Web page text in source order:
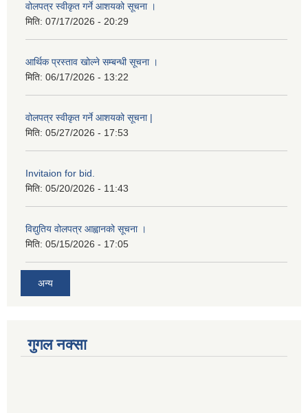
वोलपत्र स्वीकृत गर्ने आशयको सूचना ।
मिति: 07/17/2026 - 20:29
आर्थिक प्रस्ताव खोल्ने सम्बन्धी सूचना ।
मिति: 06/17/2026 - 13:22
वोलपत्र स्वीकृत गर्ने आशयको सूचना |
मिति: 05/27/2026 - 17:53
Invitaion for bid.
मिति: 05/20/2026 - 11:43
विद्युतिय वोलपत्र आह्वानको सूचना ।
मिति: 05/15/2026 - 17:05
अन्य
गुगल नक्सा